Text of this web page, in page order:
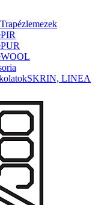
Trapézlemezek
SKRIN, LINEA